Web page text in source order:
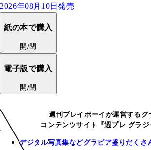
2026年08月10日発売
紙の本で購入
開/閉
電子版で購入
開/閉
週刊プレイボーイが運営するグ
コンテンツサイト『週プレ グラジ
デジタル写真集などグラビア盛りだくさ